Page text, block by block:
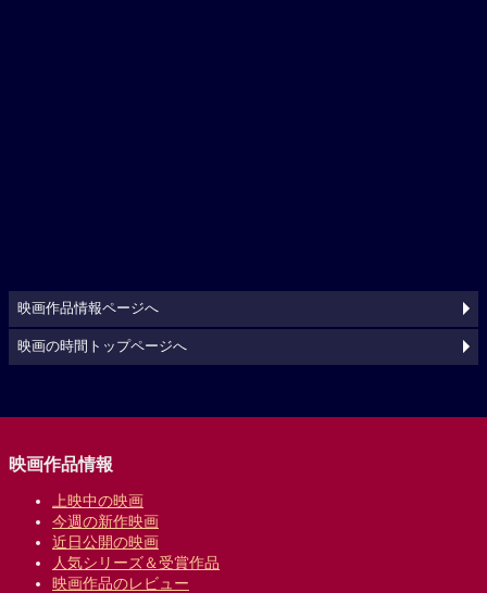
映画作品情報ページへ
映画の時間トップページへ
映画作品情報
上映中の映画
今週の新作映画
近日公開の映画
人気シリーズ＆受賞作品
映画作品のレビュー